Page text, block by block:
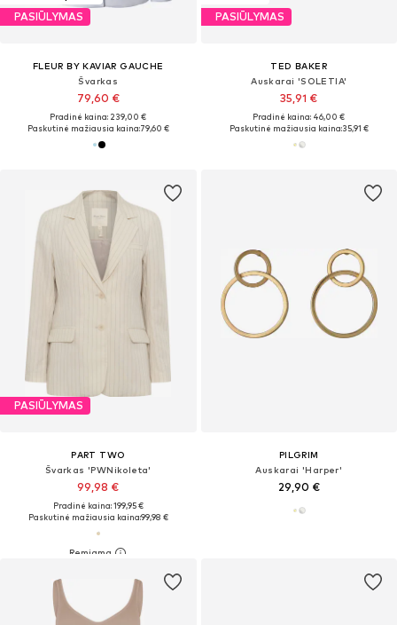
PASIŪLYMAS
FLEUR BY KAVIAR GAUCHE
Švarkas
79,60 €
Pradinė kaina: 239,00 €
Paskutinė mažiausia kaina:79,60 €
PASIŪLYMAS
TED BAKER
Auskarai 'SOLETIA'
35,91 €
Pradinė kaina: 46,00 €
Paskutinė mažiausia kaina:35,91 €
PASIŪLYMAS
PART TWO
Švarkas 'PWNikoleta'
99,98 €
Pradinė kaina: 199,95 €
Paskutinė mažiausia kaina:99,98 €
PILGRIM
Auskarai 'Harper'
29,90 €